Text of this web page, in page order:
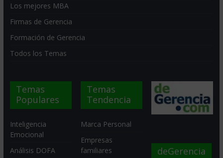
Los mejores MBA
Firmas de Gerencia
Formación de Gerencia
Todos los Temas
Temas
Populares
Inteligencia
Emocional
Análisis DOFA
Temas
Tendencia
Marca Personal
Empresas
familiares
deGerencia